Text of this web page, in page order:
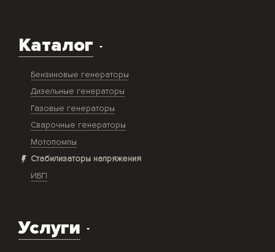
Каталог
Бензиновые генераторы
Дизельные генераторы
Газовые генераторы
Сварочные генераторы
Мотопомпы
Стабилизаторы напряжения
ИБП
Услуги